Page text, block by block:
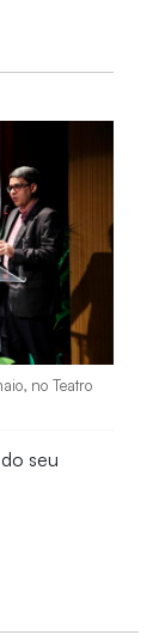
no Teatro
seu